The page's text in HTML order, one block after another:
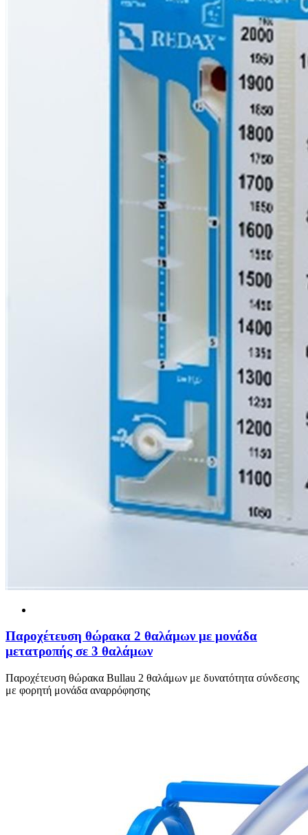
Παροχέτευση θώρακα 2 θαλάμων με μονάδα
μετατροπής σε 3 θαλάμων
Παροχέτευση θώρακα Bullau 2 θαλάμων με δυνατότητα σύνδεσης
με φορητή μονάδα αναρρόφησης